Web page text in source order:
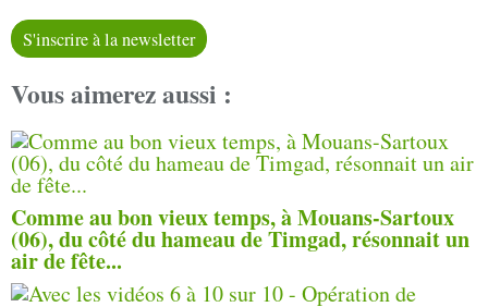
S'inscrire à la newsletter
Vous aimerez aussi :
Comme au bon vieux temps, à Mouans-Sartoux
(06), du côté du hameau de Timgad, résonnait un
air de fête...